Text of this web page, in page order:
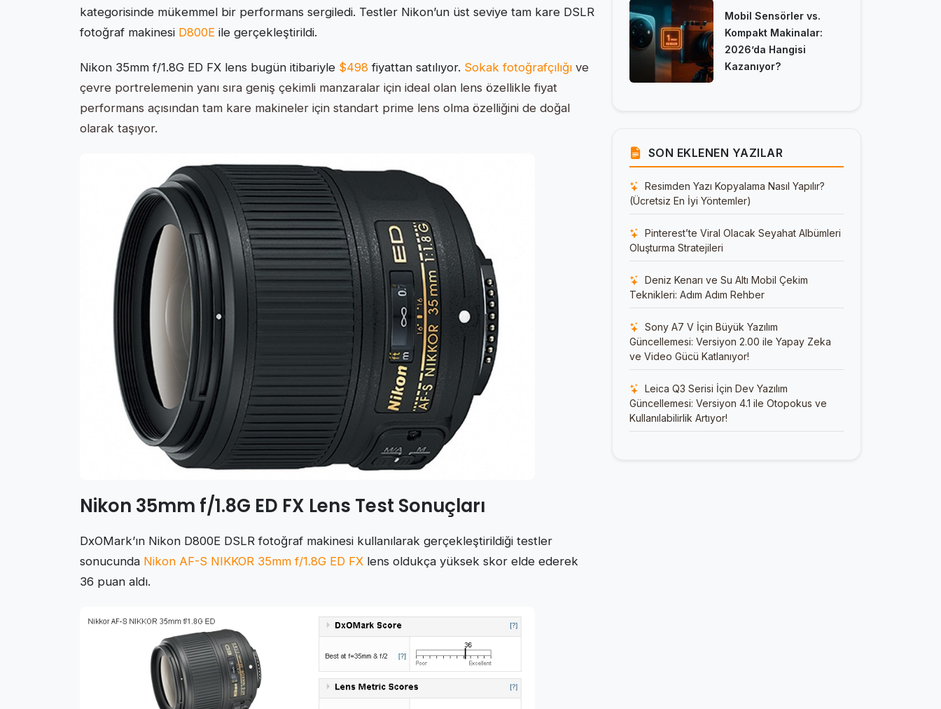
kategorisinde mükemmel bir performans sergiledi. Testler Nikon’un üst seviye tam kare DSLR
fotoğraf makinesi D800E ile gerçekleştirildi.
Nikon 35mm f/1.8G ED FX lens bugün itibariyle $498 fiyattan satılıyor. Sokak fotoğrafçılığı ve
çevre portrelemenin yanı sıra geniş çekimli manzaralar için ideal olan lens özellikle fiyat
performans açısından tam kare makineler için standart prime lens olma özelliğini de doğal
olarak taşıyor.
Nikon 35mm f/1.8G ED FX Lens Test Sonuçları
DxOMark’ın Nikon D800E DSLR fotoğraf makinesi kullanılarak gerçekleştirildiği testler
sonucunda Nikon AF-S NIKKOR 35mm f/1.8G ED FX lens oldukça yüksek skor elde ederek
36 puan aldı.
Mobil Sensörler vs.
Kompakt Makinalar:
2026’da Hangisi
Kazanıyor?
SON EKLENEN YAZILAR
Resimden Yazı Kopyalama Nasıl Yapılır?
(Ücretsiz En İyi Yöntemler)
Pinterest’te Viral Olacak Seyahat Albümleri
Oluşturma Stratejileri
Deniz Kenarı ve Su Altı Mobil Çekim
Teknikleri: Adım Adım Rehber
Sony A7 V İçin Büyük Yazılım
Güncellemesi: Versiyon 2.00 ile Yapay Zeka
ve Video Gücü Katlanıyor!
Leica Q3 Serisi İçin Dev Yazılım
Güncellemesi: Versiyon 4.1 ile Otopokus ve
Kullanılabilirlik Artıyor!